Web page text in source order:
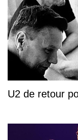
U2 de retour